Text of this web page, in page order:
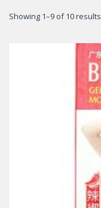
Showing 1–9 of 10 results